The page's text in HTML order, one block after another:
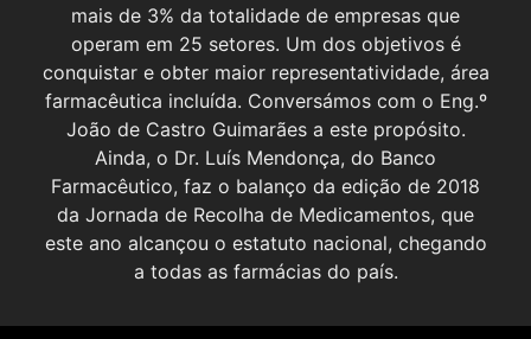
mais de 3% da totalidade de empresas que
operam em 25 setores. Um dos objetivos é
conquistar e obter maior representatividade, área
farmacêutica incluída. Conversámos com o Eng.º
João de Castro Guimarães a este propósito.
Ainda, o Dr. Luís Mendonça, do Banco
Farmacêutico, faz o balanço da edição de 2018
da Jornada de Recolha de Medicamentos, que
este ano alcançou o estatuto nacional, chegando
a todas as farmácias do país.